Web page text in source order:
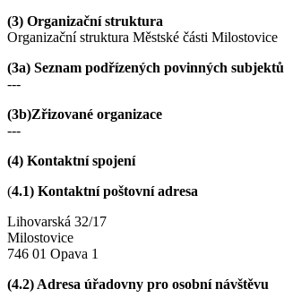
(3) Organizační struktura
Organizační struktura Městské části Milostovice
(3a) Seznam podřízených povinných subjektů
---
(3b)Zřizované organizace
---
(4) Kontaktní spojení
(4.1) Kontaktní poštovní adresa
Lihovarská 32/17
Milostovice
746 01 Opava 1
(4.2) Adresa úřadovny pro osobní návštěvu